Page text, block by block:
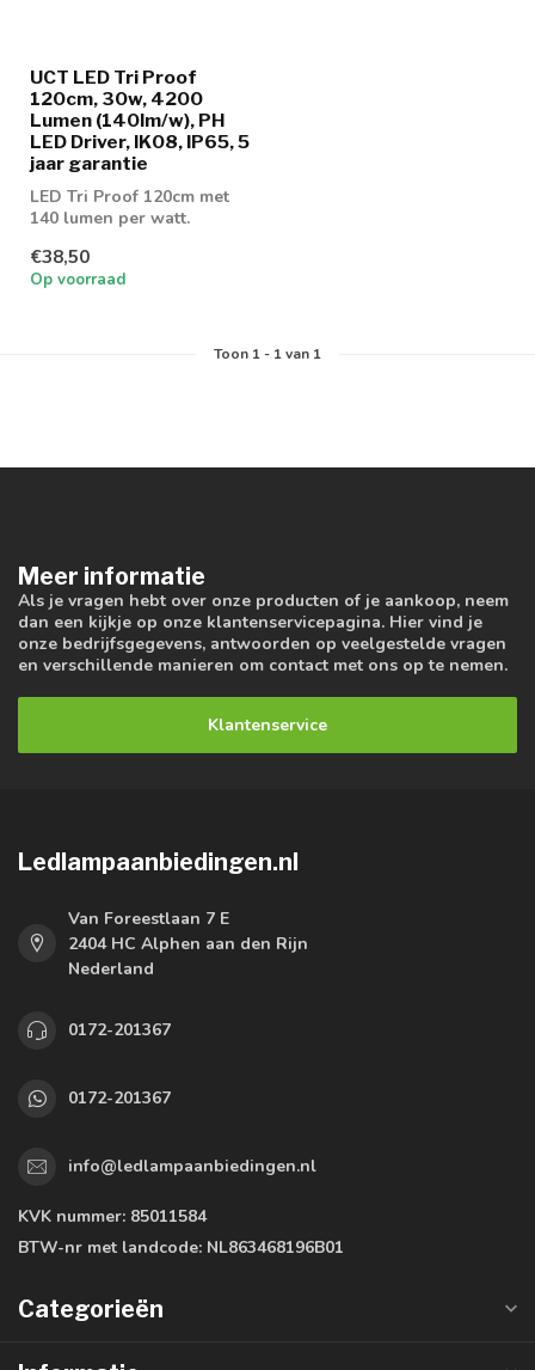
UCT LED Tri Proof
120cm, 30w, 4200
Lumen (140lm/w), PH
LED Driver, IK08, IP65, 5
jaar garantie
LED Tri Proof 120cm met
140 lumen per watt.
€38,50
Op voorraad
Toon 1- 1van 1
Meer informatie
Als je vragen hebt over onze producten of je aankoop, neem
dan een kijkje op onze klantenservicepagina. Hier vind je
onze bedrijfsgegevens, antwoorden op veelgestelde vragen
en verschillende manieren om contact met ons op te nemen.
Klantenservice
Ledlampaanbiedingen.nl
Van Foreestlaan 7 E
2404 HC Alphen aan den Rijn
Nederland
0172-201367
0172-201367
info@ledlampaanbiedingen.nl
KVK nummer: 85011584
BTW-nr met landcode: NL863468196B01
Categorieën